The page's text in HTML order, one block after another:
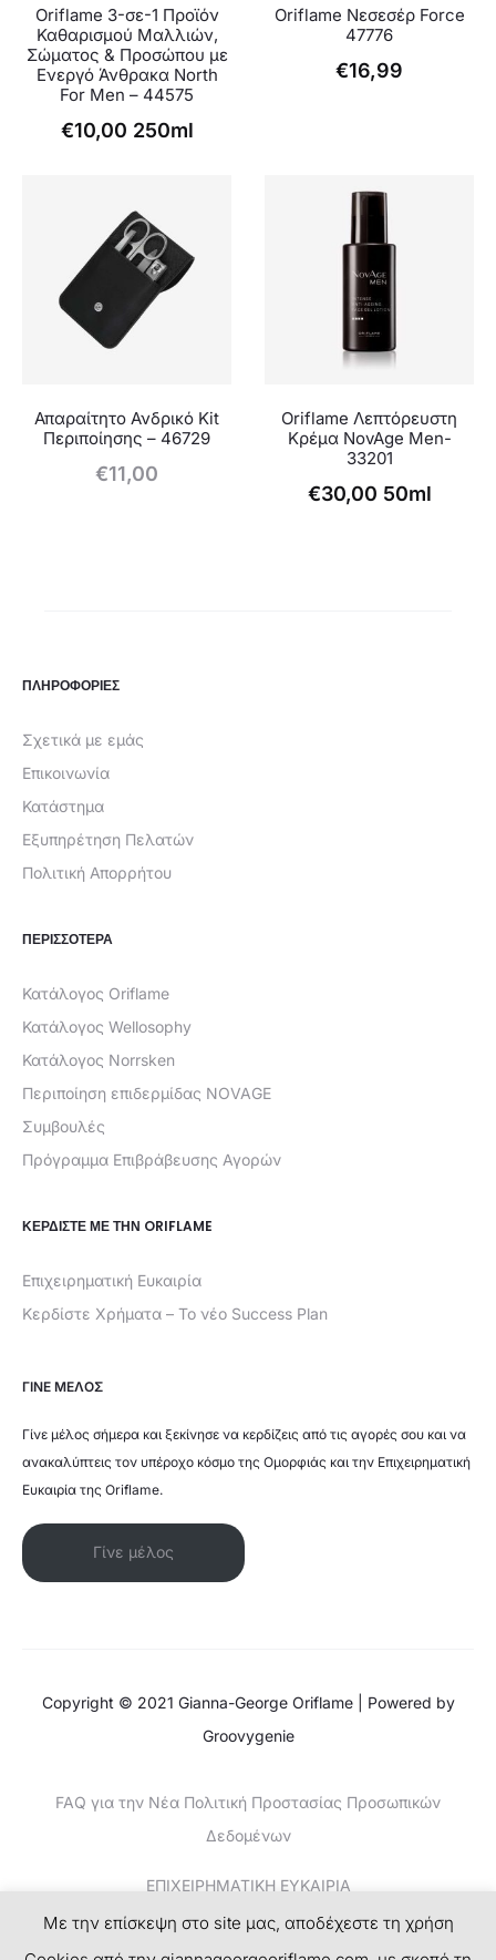
Oriflame 3-σε-1 Προϊόν
Καθαρισμού Μαλλιών,
Σώματος & Προσώπου με
Ενεργό Άνθρακα North
For Men – 44575
€10,00 250ml
Oriflame Νεσεσέρ Force
47776
€16,99
Απαραίτητο Ανδρικό Kit
Περιποίησης – 46729
€11,00
Oriflame Λεπτόρευστη
Κρέμα NovAge Men-
33201
€30,00 50ml
ΠΛΗΡΟΦΟΡΙΕΣ
Σχετικά με εμάς
Επικοινωνία
Κατάστημα
Εξυπηρέτηση Πελατών
Πολιτική Απορρήτου
ΠΕΡΙΣΣΟΤΕΡΑ
Κατάλογος Oriflame
Κατάλογος Wellosophy
Κατάλογος Norrsken
Περιποίηση επιδερμίδας NOVAGE
Συμβουλές
Πρόγραμμα Επιβράβευσης Αγορών
ΚΕΡΔΊΣΤΕ ΜΕ ΤΗΝ ORIFLAME
Επιχειρηματική Ευκαιρία
Κερδίστε Χρήματα – Το νέο Success Plan
ΓΙΝΕ ΜΕΛΟΣ
Γίνε μέλος σήμερα και ξεκίνησε να κερδίζεις από τις αγορές σου και να
ανακαλύπτεις τον υπέροχο κόσμο της Ομορφιάς και την Επιχειρηματική
Ευκαιρία της Oriflame.
Γίνε μέλος
Copyright © 2021 Gianna-George Oriflame | Powered by
Groovygenie
FAQ για την Νέα Πολιτική Προστασίας Προσωπικών
Δεδομένων
ΕΠΙΧΕΙΡΗΜΑΤΙΚΗ ΕΥΚΑΙΡΙΑ
ΚΕΡΔΙΣΤΕ ΧΡΗΜΑΤΑ-ΤΟ ΝΕΟ SUCCESS PLAN
Με την επίσκεψη στο site μας, αποδέχεστε τη χρήση